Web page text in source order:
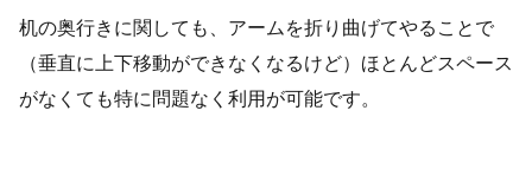
机の奥行きに関しても、アームを折り曲げてやることで
（垂直に上下移動ができなくなるけど）ほとんどスペース
がなくても特に問題なく利用が可能です。